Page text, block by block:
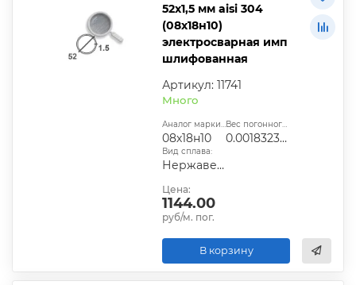
52х1,5 мм aisi 304
(08х18н10)
электросварная имп
шлифованная
Артикул: 11741
Много
Аналог марки стали:
08х18н10
Вес погонного метра, т.:
0.0018323925
Вид сплава:
Нержавеющая сталь
Цена:
1144.00
руб/м. пог.
В корзину